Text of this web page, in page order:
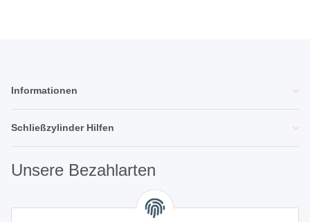
Informationen
Schließzylinder Hilfen
Unsere Bezahlarten